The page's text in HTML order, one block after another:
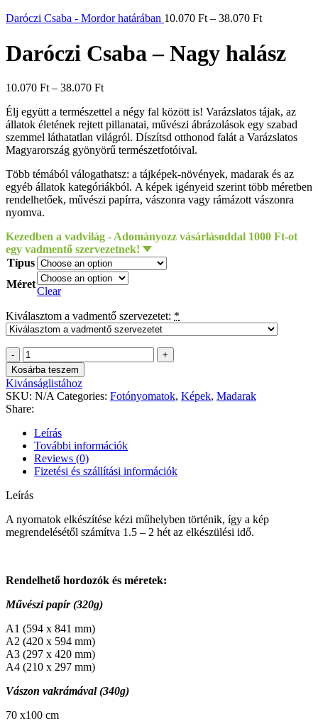
Daróczi Csaba - Mordor határában 10.070 Ft – 38.070 Ft
Daróczi Csaba – Nagy halász
10.070 Ft – 38.070 Ft
Élj együtt a természettel a négy fal között is! Varázslatos tájak, az
állatok életének rejtett pillanatai, művészi ábrázolások egy szabad
szemmel láthatatlan világról. Díszítsd otthonod falát a Varázslatos
Magyarország gyönyörű természetfotóival.
Több témából válogathatsz: a tájképek-növények, madarak és az
egyéb állatok kategóriákból. A képek igényeid szerint több méretben
rendelhetőek, művészi papírra, vászonra vagy rámázott vászonra
nyomva.
Kezedben a vadvilág - Adományozz vásárlásoddal 1000 Ft-ot
egy vadmentő szervezetnek!
Típus
Méret
Clear
Kiválasztom a vadmentő szervezetet: *
Daróczi
Csaba
-
Nagy
halász
quantity
Kosárba teszem
Kivánságlistához
SKU: N/A Categories: Fotónyomatok, Képek, Madarak
Share:
Leírás
További információk
Reviews (0)
Fizetési és szállítási információk
Leírás
A nyomatok elkészítése kézi műhelyben történik, így a kép
megrendelésétől számítva 1.5 – 2 hét az elkészülési idő.
Rendelhető hordozók és méretek:
Művészi papír (320g)
A1 (594 x 841 mm)
A2 (420 x 594 mm)
A3 (297 x 420 mm)
A4 (210 x 297 mm)
Vászon vakrámával (340g)
70 x100 cm